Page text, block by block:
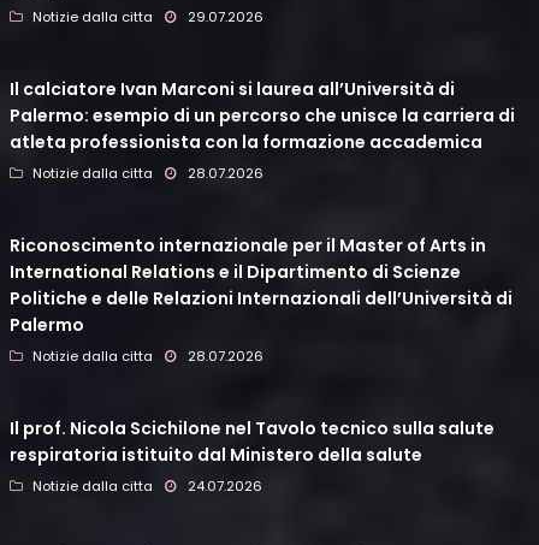
Notizie dalla citta 29.07.2026
Il calciatore Ivan Marconi si laurea all’Università di
Palermo: esempio di un percorso che unisce la carriera di
atleta professionista con la formazione accademica
Notizie dalla citta 28.07.2026
Riconoscimento internazionale per il Master of Arts in
International Relations e il Dipartimento di Scienze
Politiche e delle Relazioni Internazionali dell’Università di
Palermo
Notizie dalla citta 28.07.2026
Il prof. Nicola Scichilone nel Tavolo tecnico sulla salute
respiratoria istituito dal Ministero della salute
Notizie dalla citta 24.07.2026